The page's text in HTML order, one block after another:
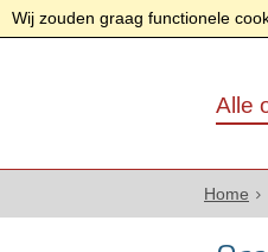
Wij zouden graag functionele
Alle
Home